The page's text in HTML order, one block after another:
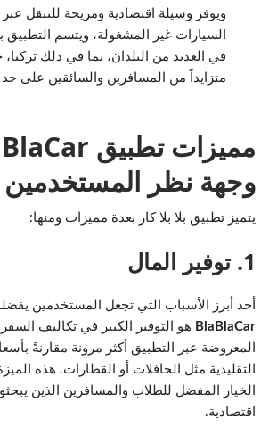
ويوفر وسيلة اقتصادية ومريحة للتنقل عبر
السيارات غير المشغولة، ويتسم التطبيق
في العديد من البلدان، بما في ذلك تركيا،
متزايداً من المسافرين والسائقين على
وجهة نظر المستخدمين
يتميز تطبيق بلا بلا كار بعدة مميزات ومنها:
1. توفير المال
أحد أبرز الأسباب التي تجعل المستخدمين
BlaBlaCar هو التوفير الكبير في تكاليف
المعروضة عبر التطبيق أكثر مرونة مقارنةً
التقليدية مثل الحافلات أو القطارات. هذه
الخيار المفضل للطلاب والمسافرين الذين
اقتصادية.